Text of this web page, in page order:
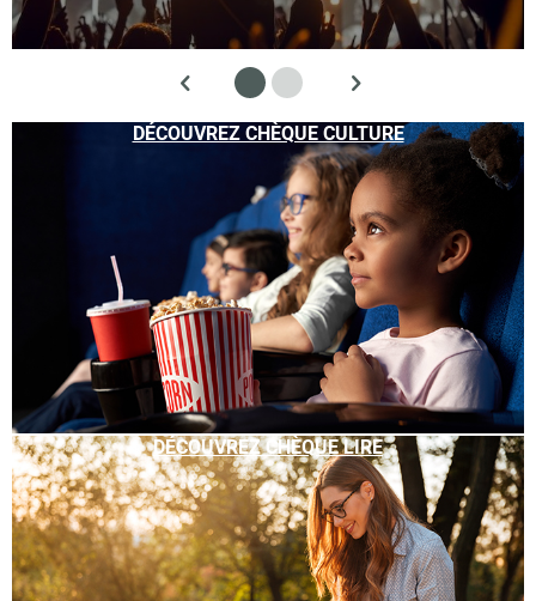
DÉCOUVREZ CHÈQUE CULTURE
DÉCOUVREZ CHÈQUE LIRE